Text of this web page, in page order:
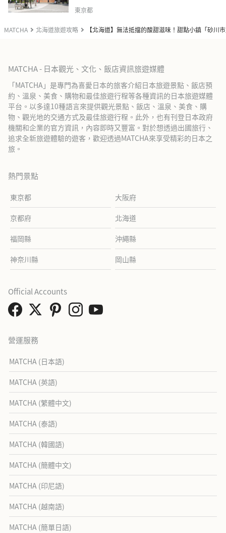
MATCHA 北海道旅遊攻略 【北海道】無法抵擋的酸甜滋味！甜點小鎮「砂川
東京都
MATCHA - 日本觀光、文化、飯店資訊旅遊媒體
「MATCHA」是專門為喜愛日本的旅客介紹日本旅遊景點、飯店預
約、溫泉、美食、購物和最佳旅遊行程等各種資訊的日本旅遊媒體
平台。以多達10種語言來提供觀光景點、飯店、溫泉、美食、購
物、觀光地的交通方式及最佳旅遊行程。此外，也有刊登日本政府
機關和企業的官方資訊，內容即時又豐富。對於想透過出國旅行、
追求全新旅遊體驗的遊客，歡迎透過MATCHA來享受精彩的日本之
旅。
熱門景點
東京都 大阪府
京都府 北海道
福岡縣 沖繩縣
神奈川縣 岡山縣
營運服務
MATCHA (日本語)
MATCHA (英語)
MATCHA (繁體中文)
MATCHA (泰語)
MATCHA (韓國語)
MATCHA (簡體中文)
MATCHA (印尼語)
MATCHA (越南語)
MATCHA (簡單日語)
Official Accounts